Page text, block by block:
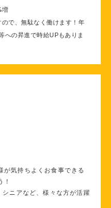
増
で、無駄なく働けます！年
への昇進で時給UPもありま
が気持ちよくお食事できる
！
ニアなど、様々な方が活躍